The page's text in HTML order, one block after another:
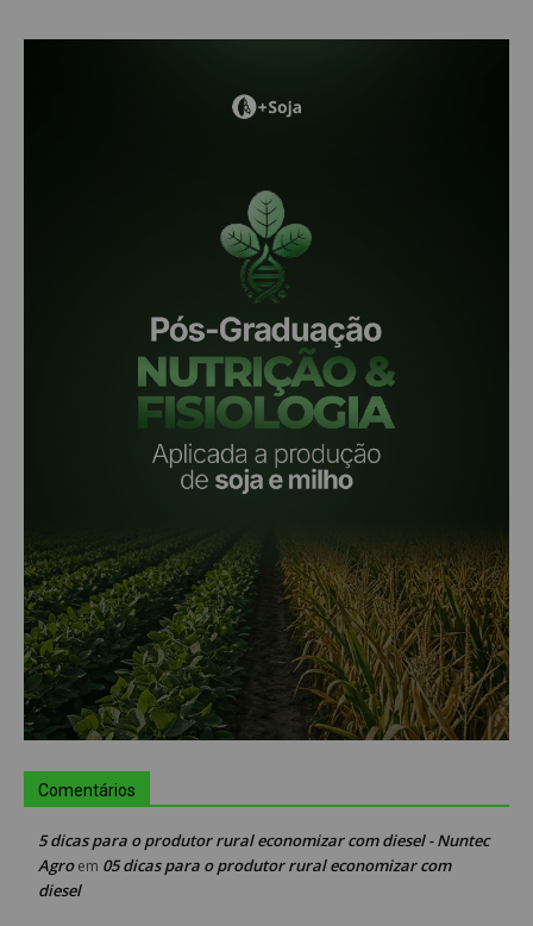
Comentários
5 dicas para o produtor rural economizar com diesel - Nuntec
Agroem 05 dicas para o produtor rural economizar com
diesel